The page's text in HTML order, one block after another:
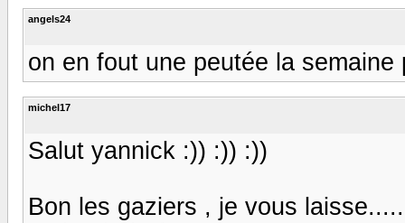
angels24
on en fout une peutée la
michel17
Salut yannick :)) :)) :))
Bon les gaziers , je vous